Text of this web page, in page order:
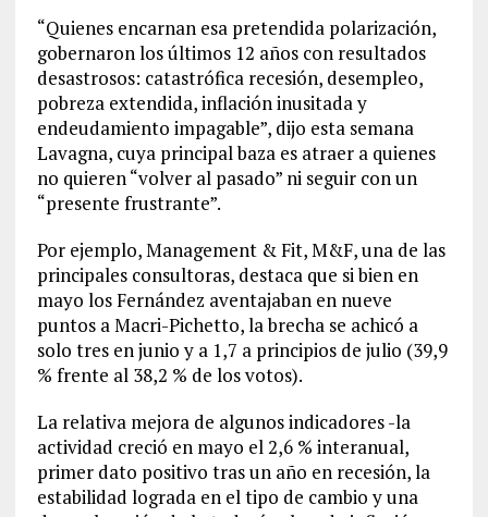
“Quienes encarnan esa pretendida polarización,
gobernaron los últimos 12 años con resultados
desastrosos: catastrófica recesión, desempleo,
pobreza extendida, inflación inusitada y
endeudamiento impagable”, dijo esta semana
Lavagna, cuya principal baza es atraer a quienes
no quieren “volver al pasado” ni seguir con un
“presente frustrante”.
Por ejemplo, Management & Fit, M&F, una de las
principales consultoras, destaca que si bien en
mayo los Fernández aventajaban en nueve
puntos a Macri-Pichetto, la brecha se achicó a
solo tres en junio y a 1,7 a principios de julio (39,9
% frente al 38,2 % de los votos).
La relativa mejora de algunos indicadores -la
actividad creció en mayo el 2,6 % interanual,
primer dato positivo tras un año en recesión, la
estabilidad lograda en el tipo de cambio y una